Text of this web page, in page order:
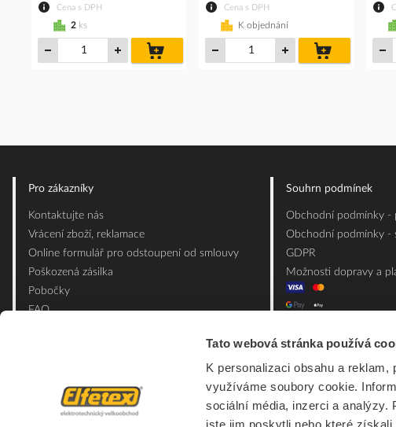
Tato webová stránka používá
K personalizaci obsahu a
využíváme soubory cookie.
sociální média, inzerci a analýzy.
Cena s DPH
2 ks
košíku
Cena s DPH
K objednání
košíku
Pro zákazníky
Kontaktujte nás
Vrácení zboží, reklamace
Online formulář pro odstoupení od smlouvy
Poškozená zásilka
Pobočky
FAQ
Souhrn podmínek
Obchodní podmínky -
Obchodní podmínky -
GDPR
Možnosti dopravy a